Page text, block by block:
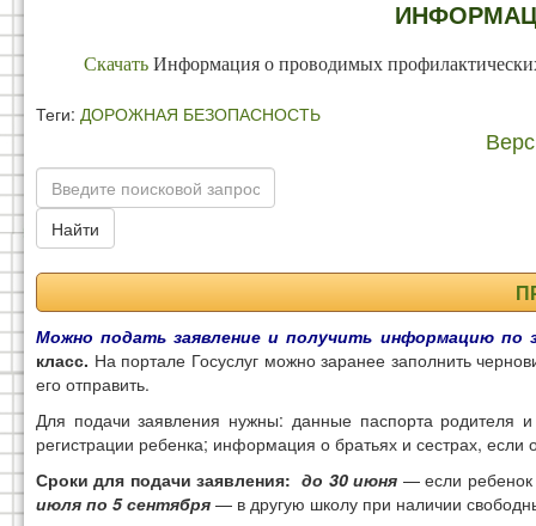
Скачать Информация о проводимых
Теги: ДОРОЖНАЯ БЕЗОПАСНОСТЬ
Найти
Можно подать заявление и получить информацию по
класс. На портале Госуслуг можно заранее заполнить
его отправить.
Для подачи заявления нужны: данные паспорта родителя
регистрации ребенка; информация о братьях и сестрах,
Сроки для подачи заявления:до 30 июня — если ребенок
июля по 5 сентября — в другую школу при наличии